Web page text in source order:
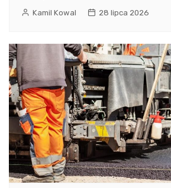
Kamil Kowal 28 lipca 2026